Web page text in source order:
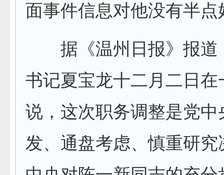
面事件信息对他没有半点
据《温州日报》报道
书记夏宝龙十二月二日在
说，这次职务调整是党中
发、通盘考虑、慎重研究